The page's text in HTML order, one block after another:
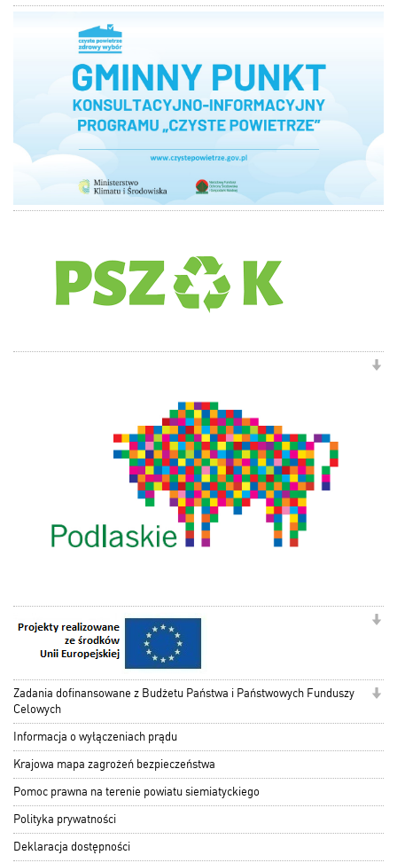
Zadania dofinansowane z Budżetu Państwa i Państwowych Funduszy
Celowych
Informacja o wyłączeniach prądu
Krajowa mapa zagrożeń bezpieczeństwa
Pomoc prawna na terenie powiatu siemiatyckiego
Polityka prywatności
Deklaracja dostępności